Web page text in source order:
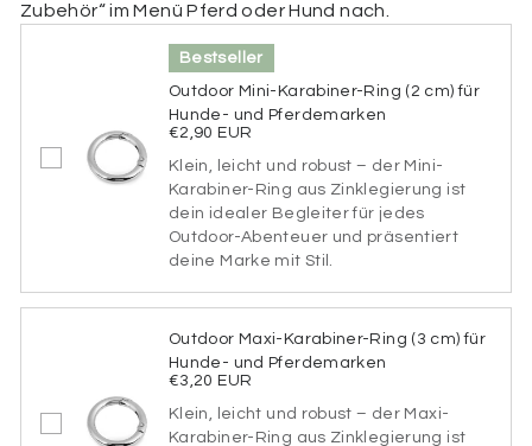
Hier kannst du die Rückseite deiner Marke
Adresse, einen Hinweis (z. B. „Ich bin gechipt“), deine
Tasso-Nummer oder spezielle medizinische Infos (z.
B. „Diabetiker“, „allergisch gegen bestimmte
Medikamente“) hinzu. Wenn du die Rückseite nicht
personalisieren möchtest, kannst du dieses Feld
einfach überspringen.
Beschriftung der Rückseite
Bitte wähle eine Schriftart aus.
Zubehör“ im Menü Pferd oder Hund nach.
Bestseller
Outdoor Mini-Karabiner-Ring (2 cm) für
Hunde- und Pferdemarken
€2,90 EUR
Klein, leicht und robust – der Mini-
Karabiner-Ring aus Zinklegierung ist
dein idealer Begleiter für jedes
Outdoor-Abenteuer und präsentiert
deine Marke mit Stil.
Outdoor Maxi-Karabiner-Ring (3 cm) für
Hunde- und Pferdemarken
€3,20 EUR
Klein, leicht und robust – der Maxi-
Karabiner-Ring aus Zinklegierung ist